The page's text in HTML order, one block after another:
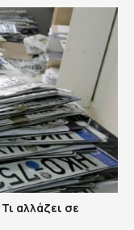
αλλάζει σε